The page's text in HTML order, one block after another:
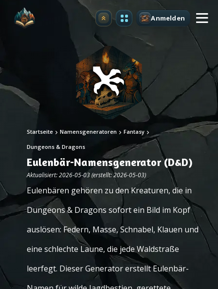
Upgrade Anmelden
Startseite Namensgeneratoren Fantasy
Dungeons & Dragons
Eulenbär-Namensgenerator (D&D)
Aktualisiert: 2026-05-03 (erstellt: 2026-05-03)
Eulenbären gehören zu den Kreaturen, die in
Dungeons & Dragons sofort ein Bild im Kopf
auslösen: Federn, Masse, Schnabel, Klauen und
eine schlechte Laune, die jede Waldstraße
leerfegt. Dieser Generator erstellt Eulenbär-